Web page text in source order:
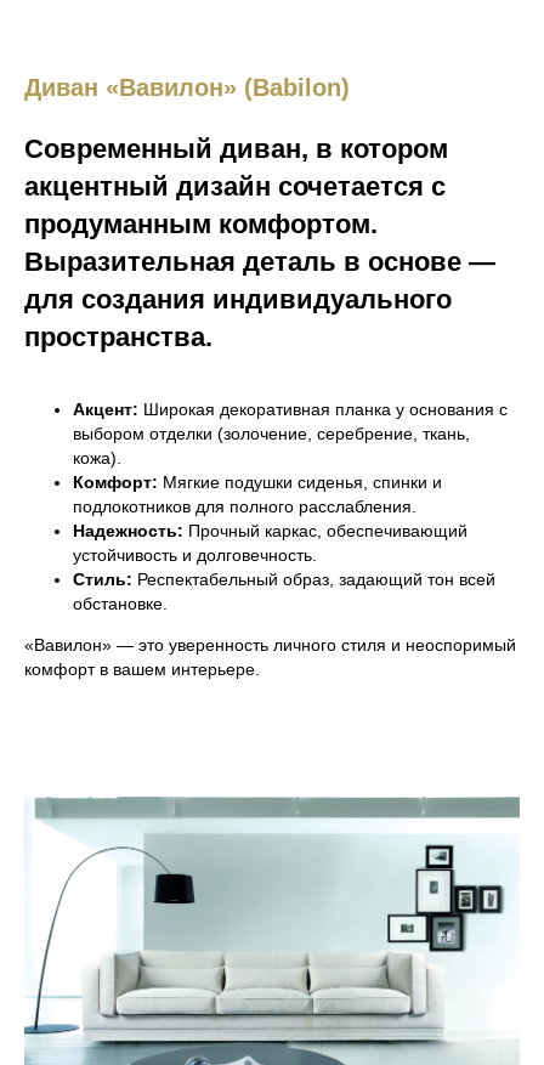
Диван «Вавилон» (Babilon)
Современный диван, в котором
акцентный дизайн сочетается с
продуманным комфортом.
Выразительная деталь в основе —
для создания индивидуального
пространства.
Акцент: Широкая декоративная планка у основания с
выбором отделки (золочение, серебрение, ткань,
кожа).
Комфорт: Мягкие подушки сиденья, спинки и
подлокотников для полного расслабления.
Надежность: Прочный каркас, обеспечивающий
устойчивость и долговечность.
Стиль: Респектабельный образ, задающий тон всей
обстановке.
«Вавилон» — это уверенность личного стиля и неоспоримый
комфорт в вашем интерьере.